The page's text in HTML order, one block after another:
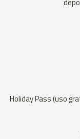
Holiday Pass (uso